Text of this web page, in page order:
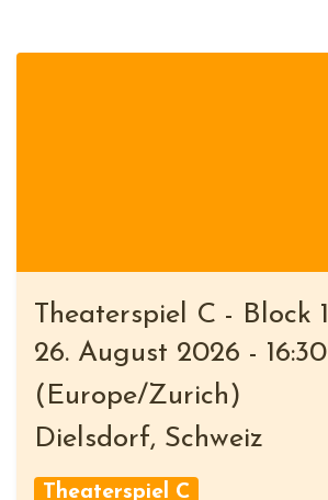
Theaterspiel C - Block 1
26. August 2026 - 16:30
( Europe/Zurich )
Dielsdorf, Schweiz
Theaterspiel C